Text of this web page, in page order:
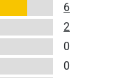
6
2
0
0